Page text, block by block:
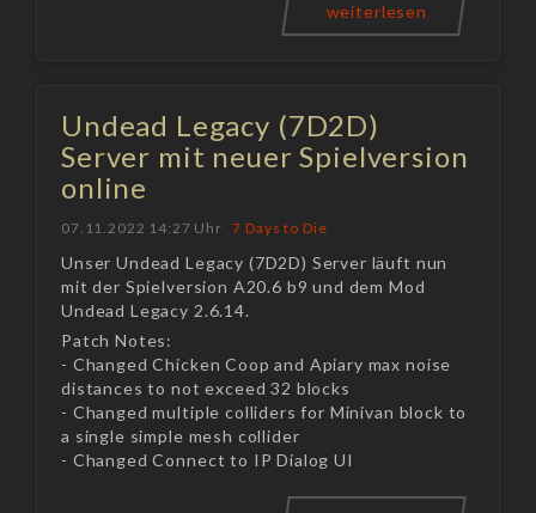
weiterlesen
Undead Legacy (7D2D)
Server mit neuer Spielversion
online
07.11.2022 14:27 Uhr 7 Days to Die
Unser Undead Legacy (7D2D) Server läuft nun
mit der Spielversion A20.6 b9 und dem Mod
Undead Legacy 2.6.14.
Patch Notes:
- Changed Chicken Coop and Apiary max noise
distances to not exceed 32 blocks
- Changed multiple colliders for Minivan block to
a single simple mesh collider
- Changed Connect to IP Dialog UI